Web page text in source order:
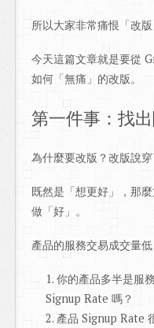
所以大家非常痛恨「改版
今天這篇文章就是要從
如何「無痛」的改版。
第一件事：找
為什麼要改版？改版說
既然是「想更好」，那
做「好」。
產品的服務交易成交量
你的產品多半是服
Signup Rate 嗎？
產品 Signup Rate